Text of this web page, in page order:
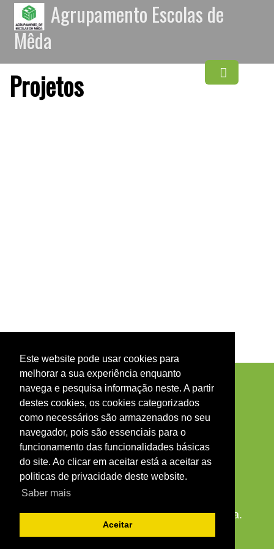
Este website pode usar cookies para
melhorar a sua experiência enquanto
navega e pesquisa informação neste. A partir
destes cookies, os cookies categorizados
como necessários são armazenados no seu
navegador, pois são essenciais para o
funcionamento das funcionalidades básicas
do site. Ao clicar em aceitar está a aceitar as
politicas de privacidade deste website.
Saber mais
Aceitar
Agrupamento Escolas de
Mêda
Projetos
© 2026 Agrupamento de Escolas de Mêda.
Todos os direitos reservados.